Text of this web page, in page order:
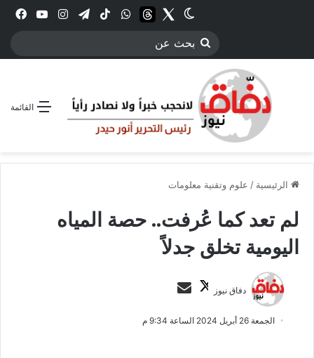
انستقرامتيلقرام‫TikTokواتسابthreadsTwitter
الوضع المظلم
بحث
القائمة
الرئيسية / علوم وتقنية معلومات
لم تعد كما عُرفت.. حصة المياه
اليومية تخلق جدلاً
دفاق نيوز
ت
ب
س
الجمعة 26 أبريل 2024 الساعة 9:34 م